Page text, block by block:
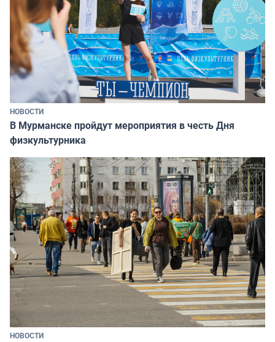
НОВОСТИ
В Мурманске пройдут мероприятия в честь Дня
физкультурника
НОВОСТИ